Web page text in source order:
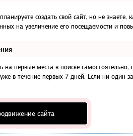
создать свой сайт, но не
на увеличение его посещаемости и
на первые места в поиске
в течение первых 7 дней. Если ни один
сайта